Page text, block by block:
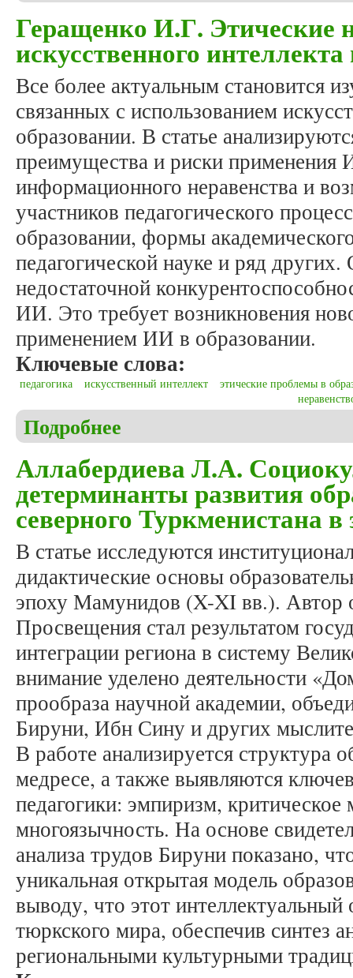
Геращенко И.Г. Этические
искусственного
Все более актуальным становится
связанных с использованием
образовании. В статье
преимущества и риски применения
информационного неравенства и
участников педагогического
образовании, формы
педагогической науке и ряд
недостаточной
ИИ. Это требует возникновения
применением ИИ в образовании.
Ключевые слова:
педагогика искусственный интеллект
этические проблемы в
Подробнее
Аллабердиева Л.А.
детерминанты развития
северного Туркменистана
В статье исследуются
дидактические основы
эпоху Мамунидов (X-XI вв.). Автор
Просвещения стал результатом
интеграции региона в систему
внимание уделено деятельности
прообраза научной академии,
Бируни, Ибн Сину и других
В работе анализируется структура
медресе, а также выявляются
педагогики: эмпиризм,
многоязычность. На основе
анализа трудов Бируни показано,
уникальная открытая модель
выводу, что этот
тюркского мира, обеспечив синтез
региональными культурными